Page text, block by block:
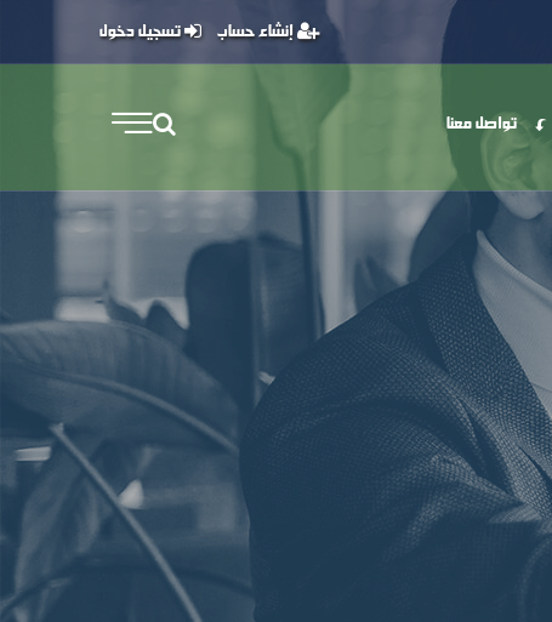
إنشاء حساب تسجيل دخول
تواصل معنا